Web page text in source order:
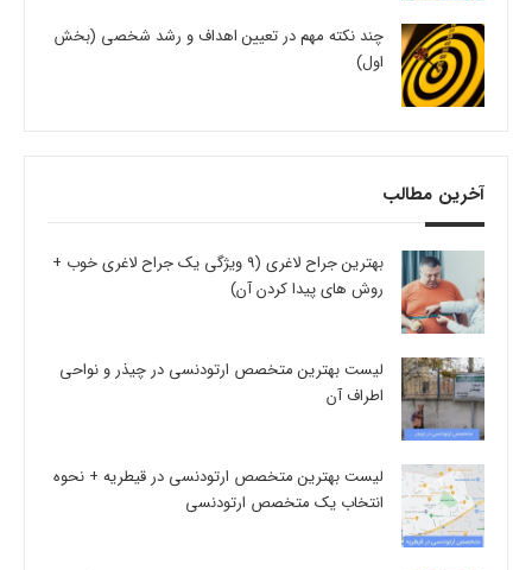
چند نکته مهم در تعیین اهداف و رشد شخصی (بخش
اول)
آخرین مطالب
بهترین جراح لاغری (9 ویژگی یک جراح لاغری خوب +
روش های پیدا کردن آن)
لیست بهترین متخصص ارتودنسی در چیذر و نواحی
اطراف آن
لیست بهترین متخصص ارتودنسی در قیطریه + نحوه
انتخاب یک متخصص ارتودنسی